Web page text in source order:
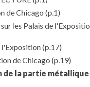
de Chicago (p.1)
les Palais de
l'Exposition(p.17)
de Chicago (p.19)
de la partie métallique